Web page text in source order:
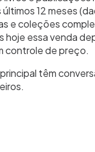
12 meses
e coleções
hoje essa venda
controle de preço.
têm